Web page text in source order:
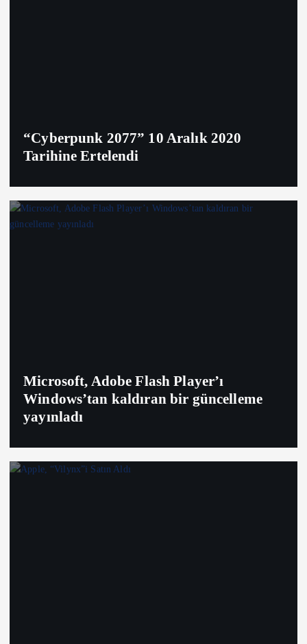
“Cyberpunk 2077” 10 Aralık 2020
Tarihine Ertelendi
Microsoft, Adobe Flash Player’ı
Windows’tan kaldıran bir güncelleme
yayınladı